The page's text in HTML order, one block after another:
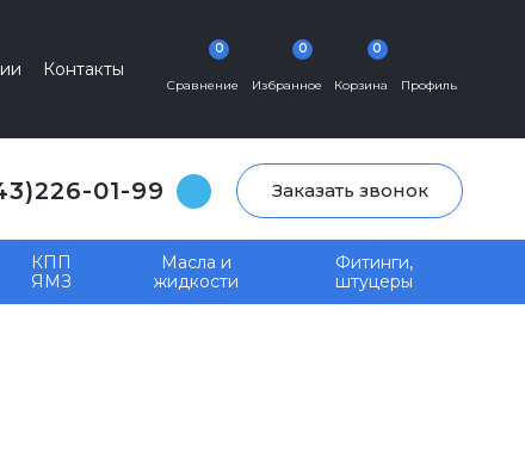
Контакты
Сравнение
0
Избранное
0
Корзина
0
Профиль
01-99 Заказать звонок
КПП
ЯМЗ
Масла и
жидкости
Фитинги,
штуцеры